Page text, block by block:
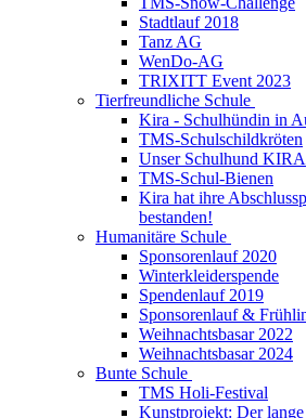
Stadtlauf 2018
Tanz AG
WenDo-AG
TRIXITT Event 2023
Tierfreundliche Schule
Kira - Schulhündin in
TMS-Schulschildkröten
Unser Schulhund KIRA
TMS-Schul-Bienen
Kira hat ihre
bestanden!
Humanitäre Schule
Sponsorenlauf 2020
Winterkleiderspende
Spendenlauf 2019
Sponsorenlauf &
Weihnachtsbasar 2022
Weihnachtsbasar 2024
Bunte Schule
TMS Holi-Festival
Kunstprojekt: Der